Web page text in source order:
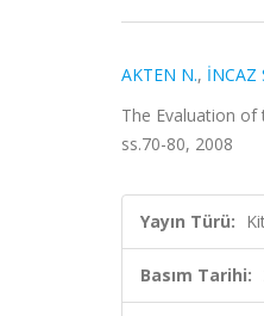
AKTEN N., İNCAZ
The Evaluation of
ss.70-80, 2008
Yayın Türü:
Basım Tarihi: